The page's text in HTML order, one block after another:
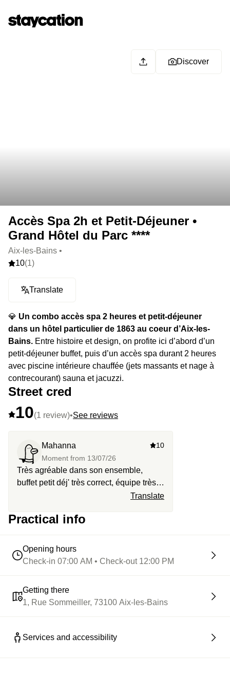
Discover
Accès Spa 2h et Petit-Déjeuner •
Grand Hôtel du Parc ****
Aix-les-Bains •
10(1)
Translate
💎 Un combo accès spa 2 heures et petit-déjeuner
dans un hôtel particulier de 1863 au coeur d’Aix-les-
Bains. Entre histoire et design, on profite ici d’abord d’un
petit-déjeuner buffet, puis d’un accès spa durant 2 heures
avec piscine intérieure chauffée (jets massants et nage à
contrecourant) sauna et jacuzzi.
Street cred
10(1 review)•See reviews
Mahanna
Moment from 13/07/26
10
Très agréable dans son ensemble,
buffet petit déj' très correct, équipe très
certaines infrastructures fermées (cette
entier) :-/
Translate
Practical info
Opening hours
Check-in 07:00 AM • Check-out 12:00 PM
Getting there
1, Rue Sommeiller, 73100 Aix-les-Bains
Services and accessibility